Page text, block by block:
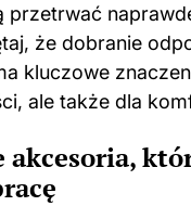
przetrwać
że dobranie
kluczowe
ale także dla
akcesoria,